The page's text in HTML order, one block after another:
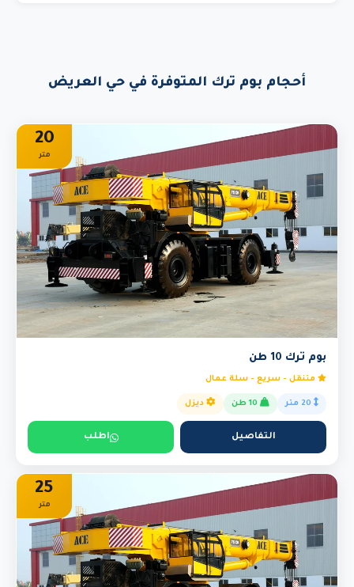
أحجام بوم ترك المتوفرة في حي العريض
20
متر
بوم ترك 10 طن
متنقل - سريع - سلة عمال
ديزل
التفاصيل اطلب
25
متر